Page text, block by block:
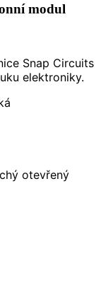
modul
Snap Circuits
elektroniky.
otevřený